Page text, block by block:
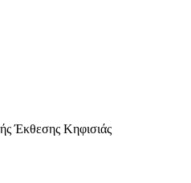
Έκθεσης Κηφισιάς